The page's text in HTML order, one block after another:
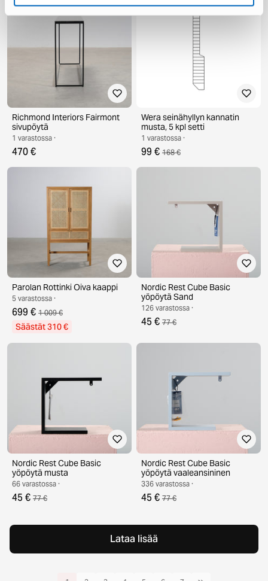
Richmond Interiors Fairmont
sivupöytä
1 varastossa ·
470 €
Wera seinähyllyn kannatin
musta, 5 kpl setti
1 varastossa ·
99 € 168 €
Parolan Rottinki Oiva kaappi
5 varastossa ·
699 € 1 009 €
Säästät 310 €
Nordic Rest Cube Basic
yöpöytä Sand
126 varastossa ·
45 € 77 €
Nordic Rest Cube Basic
yöpöytä musta
66 varastossa ·
45 € 77 €
Nordic Rest Cube Basic
yöpöytä vaaleansininen
336 varastossa ·
45 € 77 €
Lataa lisää